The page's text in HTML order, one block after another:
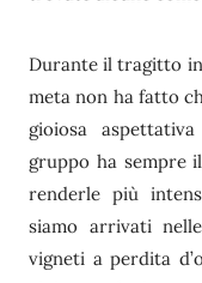
Durante il tragitto
meta non ha fatto
gioiosa
gruppo ha sempre
renderle più
siamo arrivati
vigneti a perdita